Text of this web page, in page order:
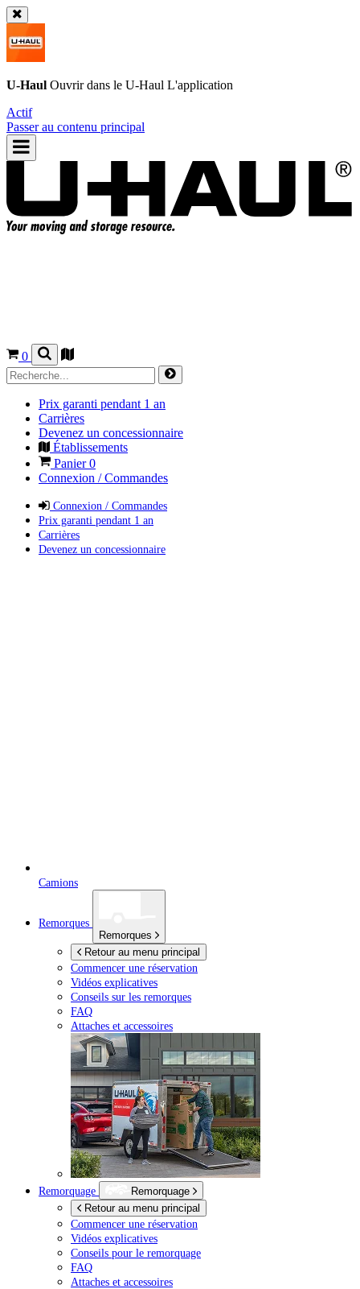
U-Haul Ouvrir dans le U-Haul L'application
Actif
Passer au contenu principal
0
Prix garanti pendant 1 an
Carrières
Devenez un concessionnaire
Établissements
Panier0
Connexion / Commandes
Connexion / Commandes
Prix garanti pendant 1 an
Carrières
Devenez un concessionnaire
Camions
Remorques
Remorques
Retour au menu principal
Commencer une réservation
Vidéos explicatives
Conseils sur les remorques
FAQ
Attaches et accessoires
Remorquage
Remorquage
Retour au menu principal
Commencer une réservation
Vidéos explicatives
Conseils pour le remorquage
FAQ
Attaches et accessoires